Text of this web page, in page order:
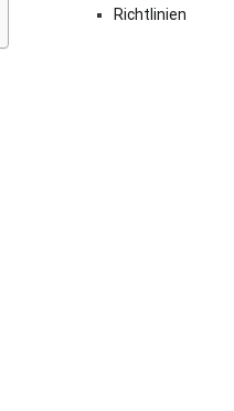
Richtlinien